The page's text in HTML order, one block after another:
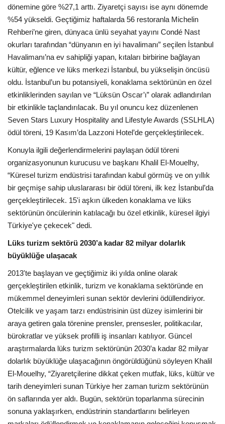
Video Tanıtım
Köşe Yazarları
Galeri
dönemine göre %27,1 arttı. Ziyaretçi sayısı ise aynı dönemde
%54 yükseldi. Geçtiğimiz haftalarda 56 restoranla Michelin
Rehberi’ne giren, dünyaca ünlü seyahat yayını Condé Nast
okurları tarafından “dünyanın en iyi havalimanı” seçilen İstanbul
Havalimanı’na ev sahipliği yapan, kıtaları birbirine bağlayan
kültür, eğlence ve lüks merkezi İstanbul, bu yükselişin öncüsü
oldu. İstanbul’un bu potansiyeli, konaklama sektörünün en özel
etkinliklerinden sayılan ve “Lüksün Oscar’ı” olarak adlandırılan
bir etkinlikle taçlandırılacak. Bu yıl onuncu kez düzenlenen
Seven Stars Luxury Hospitality and Lifestyle Awards (SSLHLA)
ödül töreni, 19 Kasım’da Lazzoni Hotel’de gerçekleştirilecek.
Konuyla ilgili değerlendirmelerini paylaşan ödül töreni
organizasyonunun kurucusu ve başkanı Khalil El-Mouelhy,
“Küresel turizm endüstrisi tarafından kabul görmüş ve on yıllık
bir geçmişe sahip uluslararası bir ödül töreni, ilk kez İstanbul’da
gerçekleştirilecek. 15'i aşkın ülkeden konaklama ve lüks
sektörünün öncülerinin katılacağı bu özel etkinlik, küresel ilgiyi
Türkiye'ye çekecek" dedi.
Lüks turizm sektörü 2030’a kadar 82 milyar dolarlık
büyüklüğe ulaşacak
2013'te başlayan ve geçtiğimiz iki yılda online olarak
gerçekleştirilen etkinlik, turizm ve konaklama sektöründe en
mükemmel deneyimleri sunan sektör devlerini ödüllendiriyor.
Otelcilik ve yaşam tarzı endüstrisinin üst düzey isimlerini bir
araya getiren gala törenine prensler, prensesler, politikacılar,
bürokratlar ve yüksek profilli iş insanları katılıyor. Güncel
araştırmalarda lüks turizm sektörünün 2030’a kadar 82 milyar
dolarlık büyüklüğe ulaşacağının öngörüldüğünü söyleyen Khalil
El-Mouelhy, “Ziyaretçilerine dikkat çeken mutfak, lüks, kültür ve
tarih deneyimleri sunan Türkiye her zaman turizm sektörünün
ön saflarında yer aldı. Bugün, sektörün toparlanma sürecinin
sonuna yaklaşırken, endüstrinin standartlarını belirleyen